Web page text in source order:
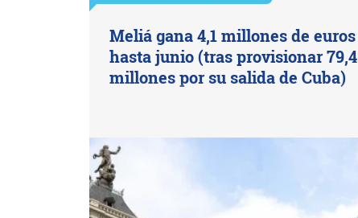
Meliá gana 4,1 millones de euros
hasta junio (tras provisionar 79,4
millones por su salida de Cuba)